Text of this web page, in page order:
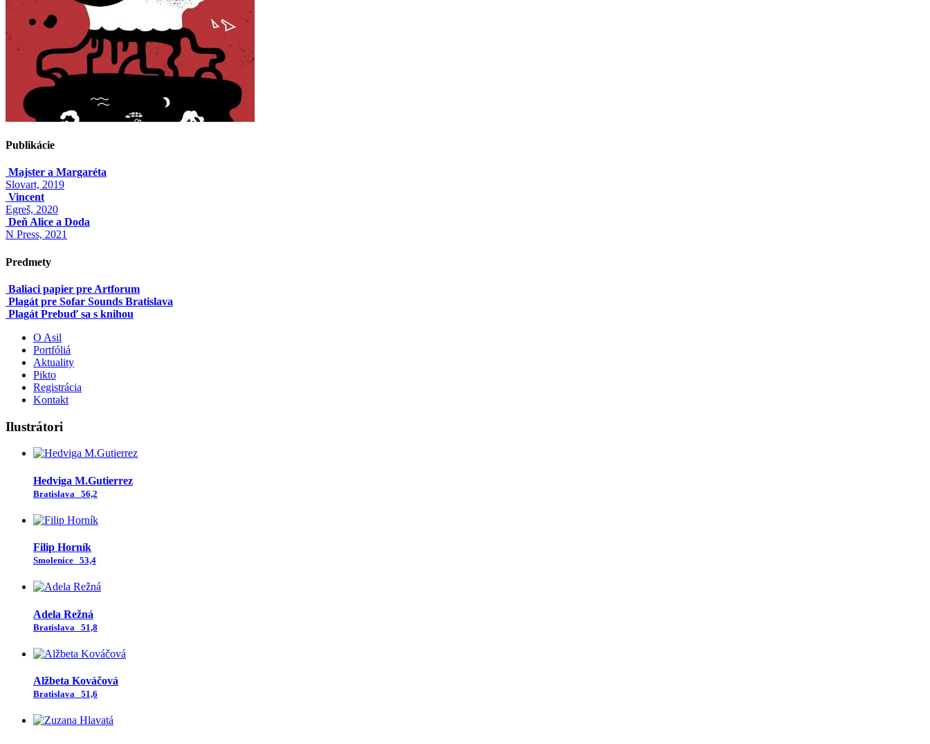
Publikácie
Majster a Margaréta
Slovart, 2019
Vincent
Egreš, 2020
Deň Alice a Doda
N Press, 2021
Predmety
Baliaci papier pre Artforum
Plagát pre Sofar Sounds Bratislava
Plagát Prebuď sa s knihou
O Asil
Portfóliá
Aktuality
Pikto
Registrácia
Kontakt
Ilustrátori
Hedviga M.Gutierrez
Bratislava 56,2
Filip Horník
Smolenice 53,4
Adela Režná
Bratislava 51,8
Alžbeta Kováčová
Bratislava 51,6